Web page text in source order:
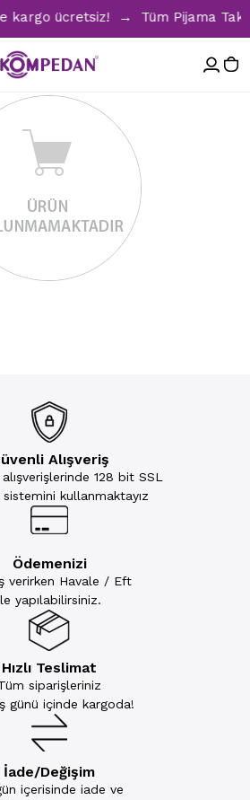
kargo ücretsiz! → Tüm Pijama
Alışveriş
128 bit SSL
sistemini kullanmaktayız
Ödemenizi
verirken Havale / Eft
yapılabilirsiniz.
Hızlı Teslimat
siparişleriniz
günü içinde kargoda!
İade/Değişim
içerisinde iade ve